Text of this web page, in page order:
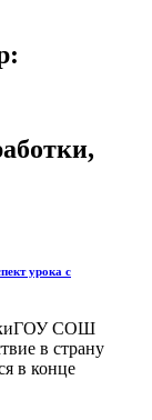
урока с
СОШ
в страну
в конце